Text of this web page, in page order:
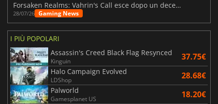
Forsaken Realms: Vahrin's Call esce dopo un decennio di sviluppo
28/07/26 Gaming News
I PIÙ POPOLARI
Assassin's Creed Black Flag Resynced
Kinguin 37.75€
Halo Campaign Evolved
LDShop 28.68€
Palworld
Gamesplanet US 18.20€